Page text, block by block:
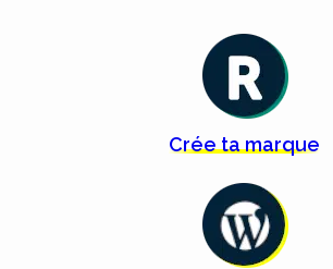
Créetamarque